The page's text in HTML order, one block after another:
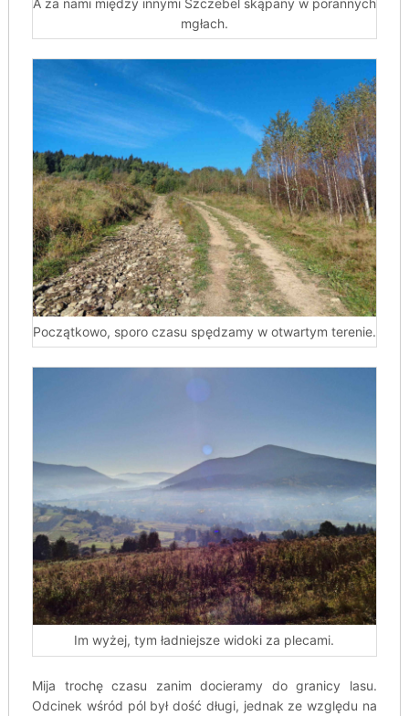
mgłach.
Początkowo, sporo czasu spędzamy w otwartym terenie.
Im wyżej, tym ładniejsze widoki za plecami.
Mija trochę czasu zanim docieramy do granicy lasu.
Odcinek wśród pól był dość długi, jednak ze względu na